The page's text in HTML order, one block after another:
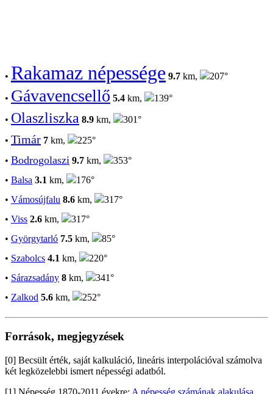
• Rakamaz népessége 9.7 km, 207°
• Gávavencsellő 5.4 km, 139°
• Olaszliszka 8.9 km,
301°
• Timár 7 km,
225°
• Bodrogolaszi 9.7 km,
353°
• Balsa 3.1 km,
176°
• Vámosújfalu 8.6 km,
317°
• Viss 2.6 km,
317°
• Györgytarló 7.5 km,
85°
• Szabolcs 4.1 km,
220°
• Sárazsadány 8 km,
341°
• Zalkod 5.6 km, 252°
Források, megjegyzések
[0] Becsült érték, saját kalkuláció, lineáris interpolációval számolva
két legközelebbi ismert népességi adatból.
[1] Népesség 1870-2011 évekre: A népesség számának alakulása,